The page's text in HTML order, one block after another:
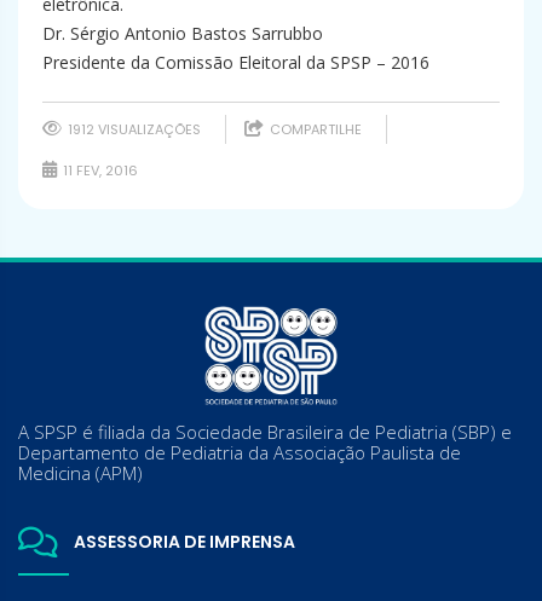
Dr. Sérgio Antonio Bastos Sarrubbo
Presidente da Comissão Eleitoral da SPSP – 2016
1912 VISUALIZAÇÕES COMPARTILHE
11 FEV, 2016
A SPSP é filiada da Sociedade Brasileira de Pediatria (SBP) e
Departamento de Pediatria da Associação Paulista de
Medicina (APM)
ASSESSORIA DE IMPRENSA